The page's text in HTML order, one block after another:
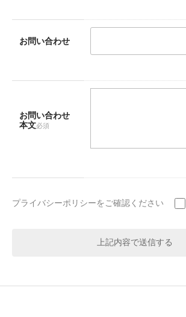
お問い合わせ
お問い合わせ
本文必須
プライバシーポリシーをご確認ください